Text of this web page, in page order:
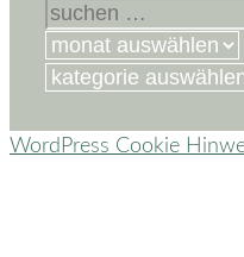
suchen
nach:
kategorien
WordPress Cookie